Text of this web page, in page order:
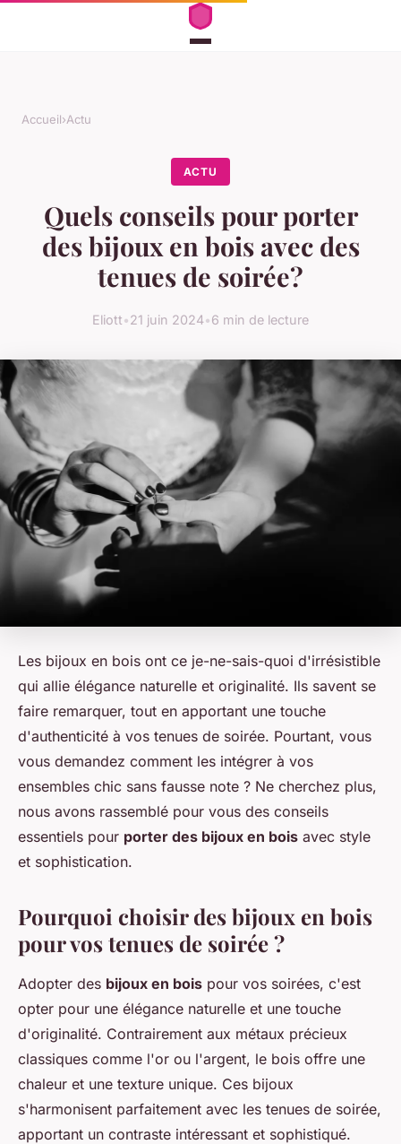
Accueil›Actu
ACTU
Quels conseils pour porter
des bijoux en bois avec des
tenues de soirée?
Eliott•21 juin 2024•6 min de lecture
Les bijoux en bois ont ce je-ne-sais-quoi d'irrésistible
qui allie élégance naturelle et originalité. Ils savent se
faire remarquer, tout en apportant une touche
d'authenticité à vos tenues de soirée. Pourtant, vous
vous demandez comment les intégrer à vos
ensembles chic sans fausse note ? Ne cherchez plus,
nous avons rassemblé pour vous des conseils
essentiels pour porter des bijoux en bois avec style
et sophistication.
Pourquoi choisir des bijoux en bois
pour vos tenues de soirée ?
Adopter des bijoux en bois pour vos soirées, c'est
opter pour une élégance naturelle et une touche
d'originalité. Contrairement aux métaux précieux
classiques comme l'or ou l'argent, le bois offre une
chaleur et une texture unique. Ces bijoux
s'harmonisent parfaitement avec les tenues de soirée,
apportant un contraste intéressant et sophistiqué.